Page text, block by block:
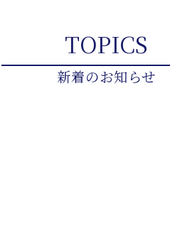
TOPICS
新着のお知らせ